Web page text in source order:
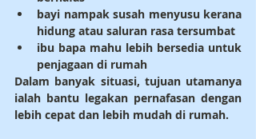
bayi nampak susah menyusu kerana
hidung atau saluran rasa tersumbat
ibu bapa mahu lebih bersedia untuk
penjagaan di rumah
Dalam banyak situasi, tujuan utamanya
ialah bantu legakan pernafasan dengan
lebih cepat dan lebih mudah di rumah.